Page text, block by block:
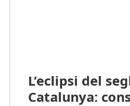
L’eclipsi del
Catalunya: